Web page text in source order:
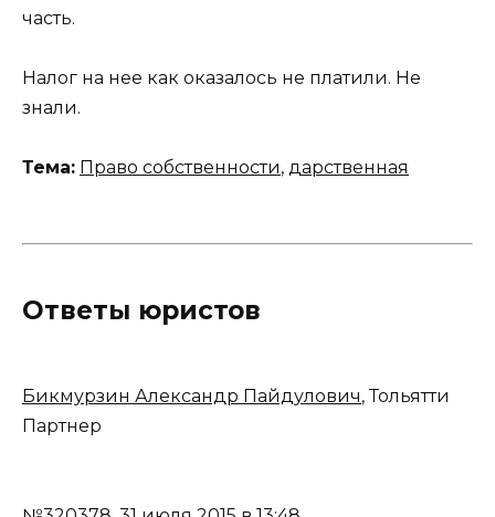
часть.
Налог на нее как оказалось не платили. Не
знали.
Тема: Право собственности, дарственная
Ответы юристов
Бикмурзин Александр Пайдулович, Тольятти
Партнер